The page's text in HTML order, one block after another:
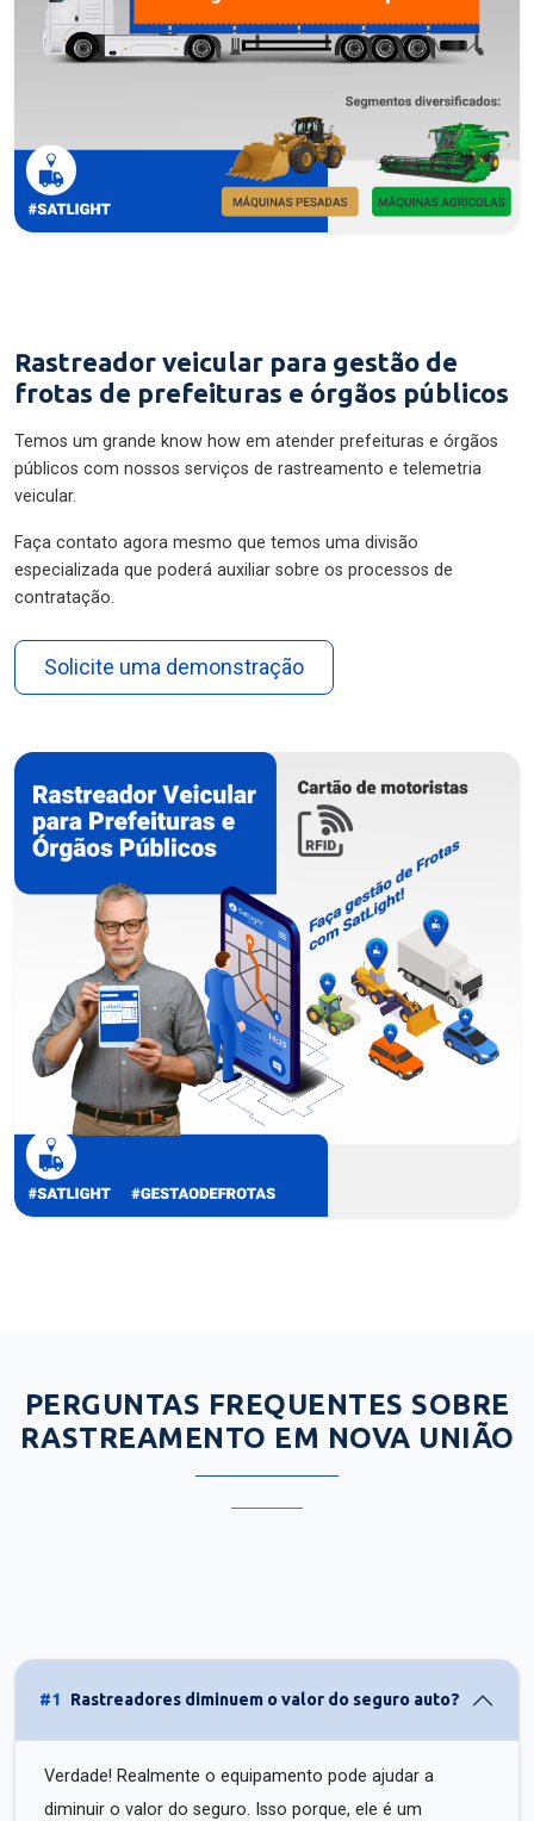
Rastreador veicular para gestão de
frotas de prefeituras e órgãos públicos
Temos um grande know how em atender prefeituras e órgãos
públicos com nossos serviços de rastreamento e telemetria
veicular.
Faça contato agora mesmo que temos uma divisão
especializada que poderá auxiliar sobre os processos de
contratação.
Solicite uma demonstração
PERGUNTAS FREQUENTES SOBRE
RASTREAMENTO EM NOVA UNIÃO
#1 Rastreadores diminuem o valor do seguro auto?
Verdade! Realmente o equipamento pode ajudar a
diminuir o valor do seguro. Isso porque, ele é um